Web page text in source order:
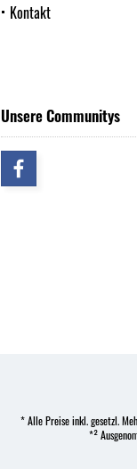
Kontakt
Unsere Communitys
* Alle Preise inkl. gesetzl.
*²